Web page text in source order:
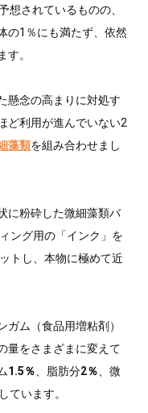
想されているものの、
の1％にも満たず、依然
す。
懸念の高まりに対処す
ど利用が進んでいない2
藻類を組み合わせまし
に粉砕した微細藻類バ
ング用の「インク」を
トし、本物に極めて近
ム（食品用増粘剤）
量をさまざまに変えて
1.5％ 、脂肪分2％ 、微
ています。